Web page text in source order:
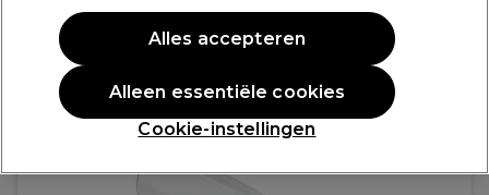
Cookie-instellingen
Alleen essentiële cookies
Alles accepteren